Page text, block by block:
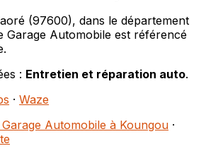
(97600), dans le département
Garage Automobile est référencé
: Entretien et réparation auto.
· Waze
Automobile à Koungou ·